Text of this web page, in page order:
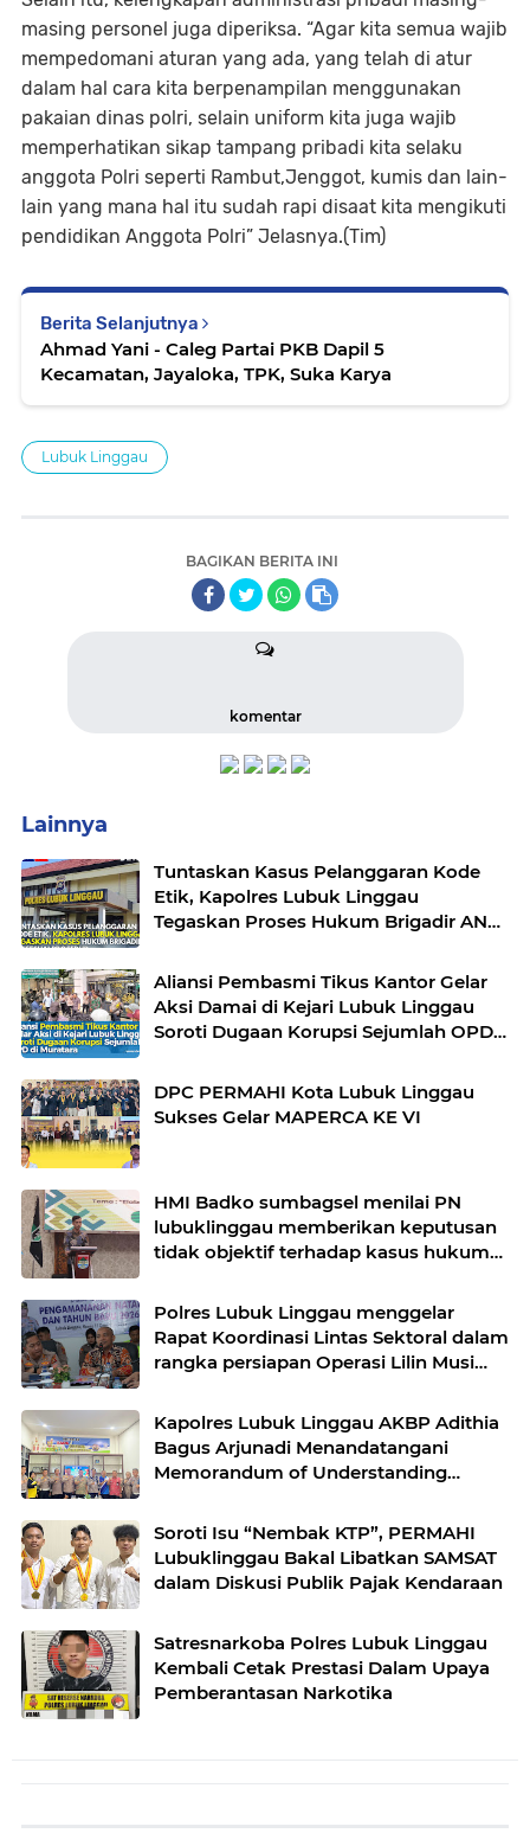
masing personel juga diperiksa. “Agar kita semua wajib
mempedomani aturan yang ada, yang telah di atur
dalam hal cara kita berpenampilan menggunakan
pakaian dinas polri, selain uniform kita juga wajib
memperhatikan sikap tampang pribadi kita selaku
anggota Polri seperti Rambut,Jenggot, kumis dan lain-
lain yang mana hal itu sudah rapi disaat kita mengikuti
pendidikan Anggota Polri” Jelasnya.(Tim)
Berita Selanjutnya
Ahmad Yani - Caleg Partai PKB Dapil 5
Kecamatan, Jayaloka, TPK, Suka Karya
Lubuk Linggau
BAGIKAN BERITA INI
komentar
Lainnya
Tuntaskan Kasus Pelanggaran Kode
Etik, Kapolres Lubuk Linggau
Tegaskan Proses Hukum Brigadir AN
Aliansi Pembasmi Tikus Kantor Gelar
Aksi Damai di Kejari Lubuk Linggau
Soroti Dugaan Korupsi Sejumlah OPD
DPC PERMAHI Kota Lubuk Linggau
Sukses Gelar MAPERCA KE VI
HMI Badko sumbagsel menilai PN
lubuklinggau memberikan keputusan
tidak objektif terhadap kasus hukum
Polres Lubuk Linggau menggelar
Rapat Koordinasi Lintas Sektoral dalam
rangka persiapan Operasi Lilin Musi
Kapolres Lubuk Linggau AKBP Adithia
Bagus Arjunadi Menandatangani
Memorandum of Understanding
Pendidikan dan Kebudayaan
Soroti Isu “Nembak KTP”, PERMAHI
Lubuklinggau Bakal Libatkan SAMSAT
dalam Diskusi Publik Pajak Kendaraan
Satresnarkoba Polres Lubuk Linggau
Kembali Cetak Prestasi Dalam Upaya
Pemberantasan Narkotika